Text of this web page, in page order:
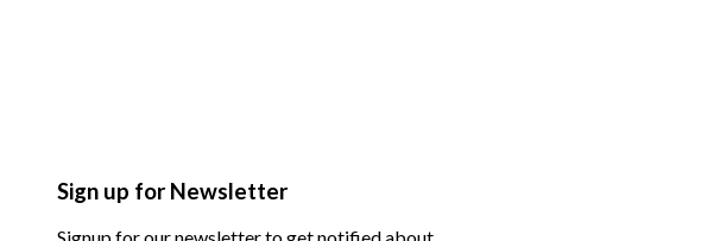
Sign up for Newsletter